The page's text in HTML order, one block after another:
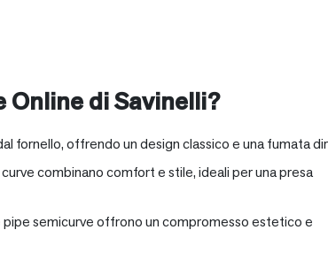
Online di Savinelli?
fornello, offrendo un design classico e una fumata
combinano comfort e stile, ideali per una presa
pipe semicurve offrono un compromesso estetico e